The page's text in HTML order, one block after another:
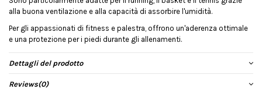
alla buona ventilazione e alla capacità di assorbire l'umidità.
Per gli appassionati di fitness e palestra, offrono un'aderenza ottimale
e una protezione per i piedi durante gli allenamenti.
Dettagli del prodotto
Reviews(0)